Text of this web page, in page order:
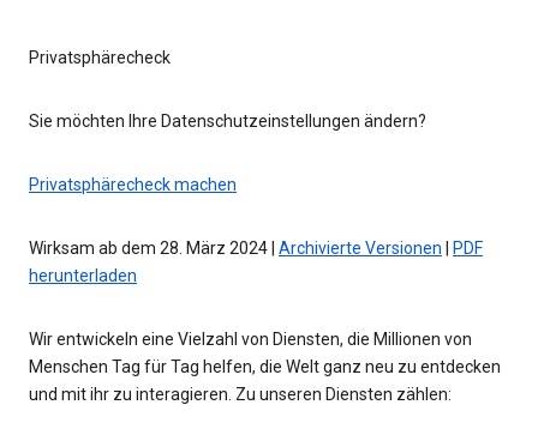
Privatsphärecheck
Sie möchten Ihre Datenschutzeinstellungen ändern?
Privatsphärecheck machen
Wirksam ab dem 28. März 2024 | Archivierte Versionen
PDF
herunterladen
Wir entwickeln eine Vielzahl von Diensten, die Millionen von
Menschen Tag für Tag helfen, die Welt ganz neu zu entdecken
und mit ihr zu interagieren. Zu unseren Diensten zählen: